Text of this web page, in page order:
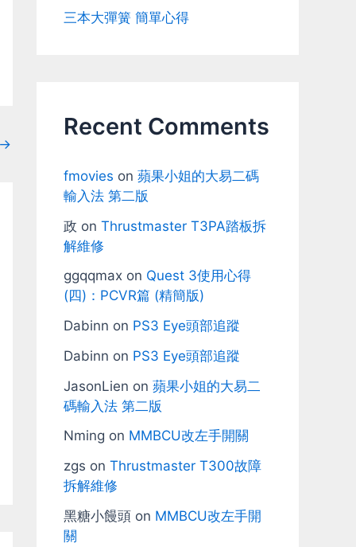
→
三本大彈簧 簡單心得
Recent Comments
fmovies on 蘋果小姐的大易二碼
輸入法 第二版
政 on Thrustmaster T3PA踏板拆
解維修
ggqqmax on Quest 3使用心得
(四)：PCVR篇 (精簡版)
Dabinn on PS3 Eye頭部追蹤
Dabinn on PS3 Eye頭部追蹤
JasonLien on 蘋果小姐的大易二
碼輸入法 第二版
Nming on MMBCU改左手開關
zgs on Thrustmaster T300故障
拆解維修
黑糖小饅頭 on MMBCU改左手開
關